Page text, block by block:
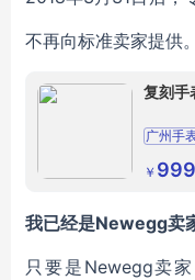
不再向标准卖家提供。
复刻手
广州手
帝舵格
广州髙
￥
我已经是Newegg卖
只要是Newegg卖